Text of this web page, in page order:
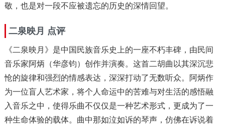
敬，也是对一段不应被遗忘的历史的深情回望。
二泉映月 点评
《二泉映月》是中国民族音乐史上的一座不朽丰碑，由民间
音乐家阿炳（华彦钧）创作并演奏。这首二胡曲以其深沉悲
怆的旋律和强烈的情感表达，深深打动了无数听众。阿炳作
为一位盲人艺术家，将个人命运中的苦难与对生活的感悟融
入音乐之中，使得乐曲不仅仅是一种艺术形式，更成为了一
种生命体验的载体。曲中那如泣如诉的琴声，仿佛在诉说着